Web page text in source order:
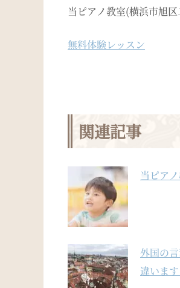
当ピアノ教室(横浜市旭
無料体験レッスン
関連記事
当ピア
外国の
違います